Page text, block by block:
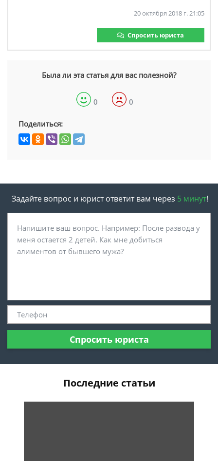
20 октября 2018 г. 21:05
Спросить юриста
Была ли эта статья для вас полезной?
0 0
Поделиться:
Задайте вопрос и юрист ответит вам через 5 минут!
Спросить юриста
Последние статьи